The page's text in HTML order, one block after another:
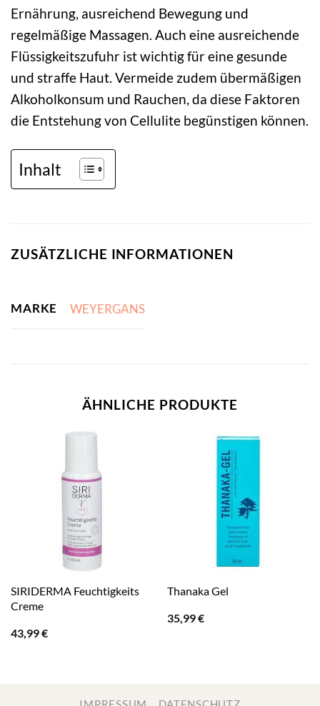
Ernährung, ausreichend Bewegung und
regelmäßige Massagen. Auch eine ausreichende
Flüssigkeitszufuhr ist wichtig für eine gesunde
und straffe Haut. Vermeide zudem übermäßigen
Alkoholkonsum und Rauchen, da diese Faktoren
die Entstehung von Cellulite begünstigen können.
Inhalt
ZUSÄTZLICHE INFORMATIONEN
MARKE WEYERGANS
ÄHNLICHE PRODUKTE
SIRIDERMA Feuchtigkeits
Creme
43,99€
Thanaka Gel
35,99€